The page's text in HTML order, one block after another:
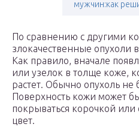
мужчин:как
По сравнению с другими
злокачественные опухоли
Как правило, вначале
или узелок в толще коже,
растет. Обычно опухоль не
Поверхность кожи может
покрываться корочкой
цвет.